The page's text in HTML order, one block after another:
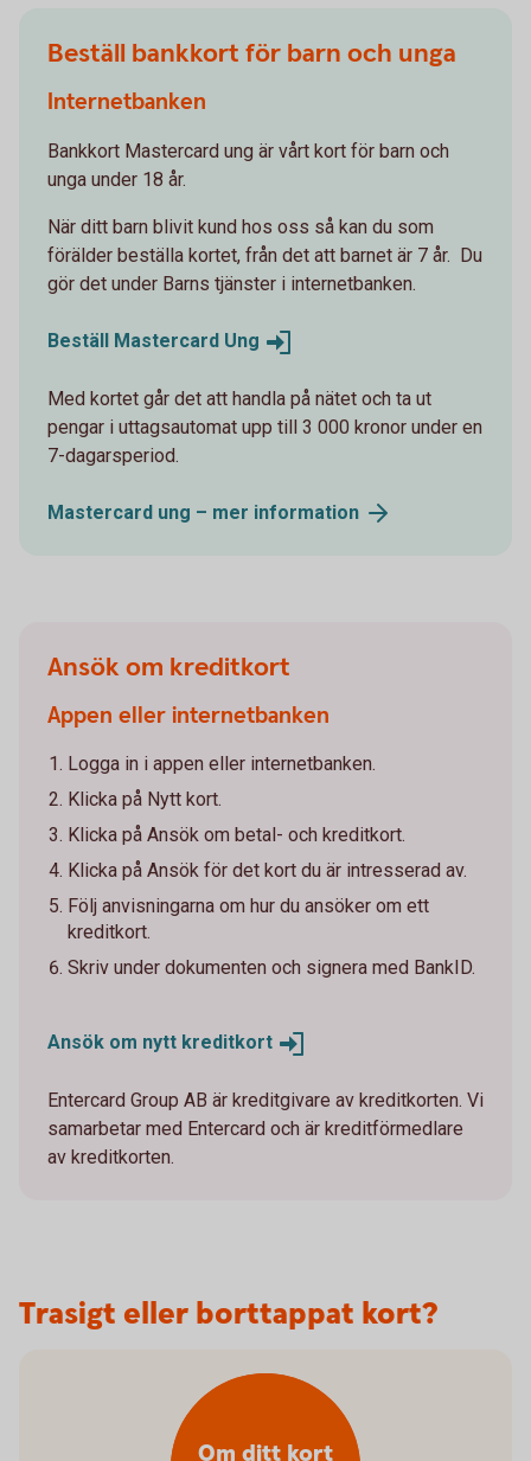
Beställ bankkort för barn och unga
Internetbanken
Bankkort Mastercard ung är vårt kort för barn och
unga under 18 år.
När ditt barn blivit kund hos oss så kan du som
förälder beställa kortet, från det att barnet är 7 år. Du
gör det under Barns tjänster i internetbanken.
Beställ Mastercard Ung
Med kortet går det att handla på nätet och ta ut
pengar i uttagsautomat upp till 3 000 kronor under en
7-dagarsperiod.
Mastercard ung – mer information
Ansök om kreditkort
Appen eller internetbanken
Logga in i appen eller internetbanken.
Klicka på Nytt kort.
Klicka på Ansök om betal- och kreditkort.
Klicka på Ansök för det kort du är intresserad av.
Följ anvisningarna om hur du ansöker om ett
kreditkort.
Skriv under dokumenten och signera med BankID.
Ansök om nytt kreditkort
Entercard Group AB är kreditgivare av kreditkorten. Vi
samarbetar med Entercard och är kreditförmedlare
av kreditkorten.
Trasigt eller borttappat kort?
Om ditt kort